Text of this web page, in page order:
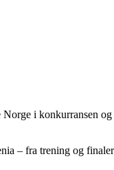
Norge i konkurransen
– fra trening og